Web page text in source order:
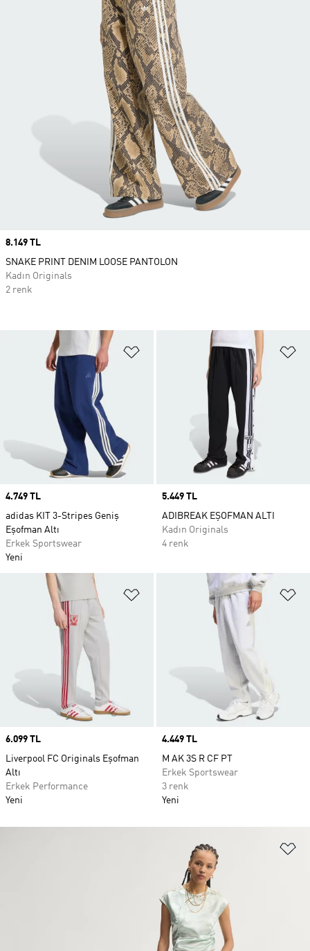
Favori Listesine Ekle
Price
4.749 TL
adidas KIT 3-Stripes Geniş
Eşofman Altı
Erkek Sportswear
Yeni
Price
5.449 TL
ADIBREAK EŞOFMAN ALTI
Kadın Originals
4 renk
Favori Listesine Ekle
Price
6.099 TL
Liverpool FC Originals Eşofman
Altı
Erkek Performance
Yeni
Price
4.449 TL
M AK 3S R CF PT
Erkek Sportswear
3 renk
Yeni
Price
8.149 TL
SNAKE PRINT DENIM LOOSE PANTOLON
Kadın Originals
2 renk